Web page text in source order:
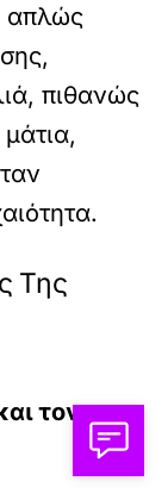
απλώς
πιθανώς
Της
τον